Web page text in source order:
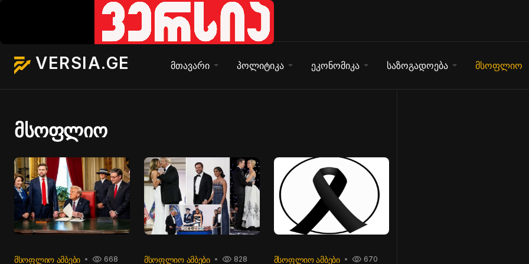
VERSIA.GE მთავარი პოლიტიკა ეკონომიკა საზოგადოება მსოფლიო
მსოფლიო
ᲛᲡᲝᲤᲚᲘᲝ ᲐᲛᲑᲔᲑᲘ 668 ᲛᲡᲝᲤᲚᲘᲝ ᲐᲛᲑᲔᲑᲘ 828 ᲛᲡᲝᲤᲚᲘᲝ ᲐᲛᲑᲔᲑᲘ 670